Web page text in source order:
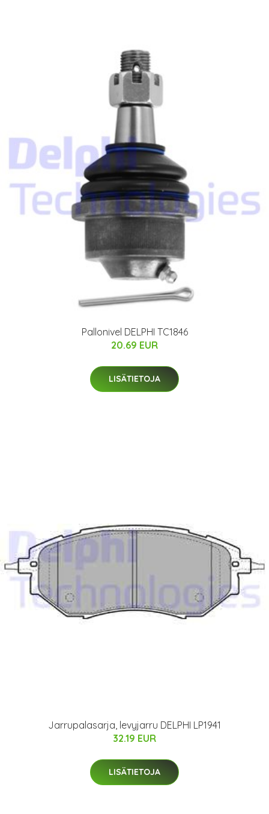
Pallonivel DELPHI TC1846
20.69 EUR
LISÄTIETOJA
Jarrupalasarja, levyjarru DELPHI LP1941
32.19 EUR
LISÄTIETOJA